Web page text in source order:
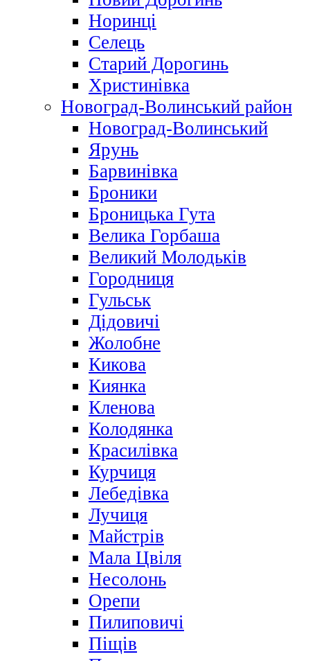
Норинці
Селець
Старий Дорогинь
Христинівка
Новоград-Волинський район
Новоград-Волинський
Ярунь
Барвинівка
Броники
Броницька Гута
Велика Горбаша
Великий Молодьків
Городниця
Гульськ
Дідовичі
Жолобне
Кикова
Киянка
Кленова
Колодянка
Красилівка
Курчиця
Лебедівка
Лучиця
Майстрів
Мала Цвіля
Несолонь
Орепи
Пилиповичі
Піщів